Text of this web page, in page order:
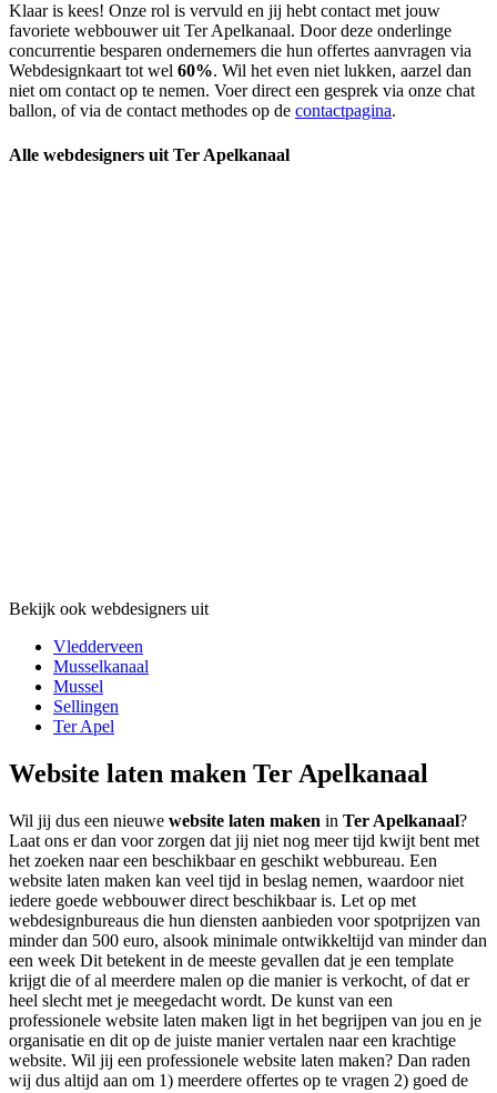
Klaar is kees! Onze rol is vervuld en jij hebt contact met jouw
favoriete webbouwer uit Ter Apelkanaal. Door deze onderlinge
concurrentie besparen ondernemers die hun offertes aanvragen via
Webdesignkaart tot wel 60%. Wil het even niet lukken, aarzel dan
niet om contact op te nemen. Voer direct een gesprek via onze chat
ballon, of via de contact methodes op de contactpagina.
Alle webdesigners uit Ter Apelkanaal
Bekijk ook webdesigners uit
Vledderveen
Musselkanaal
Mussel
Sellingen
Ter Apel
Website laten maken Ter Apelkanaal
Wil jij dus een nieuwe website laten maken in Ter Apelkanaal?
Laat ons er dan voor zorgen dat jij niet nog meer tijd kwijt bent met
het zoeken naar een beschikbaar en geschikt webbureau. Een
website laten maken kan veel tijd in beslag nemen, waardoor niet
iedere goede webbouwer direct beschikbaar is. Let op met
webdesignbureaus die hun diensten aanbieden voor spotprijzen van
minder dan 500 euro, alsook minimale ontwikkeltijd van minder dan
een week Dit betekent in de meeste gevallen dat je een template
krijgt die of al meerdere malen op die manier is verkocht, of dat er
heel slecht met je meegedacht wordt. De kunst van een
professionele website laten maken ligt in het begrijpen van jou en je
organisatie en dit op de juiste manier vertalen naar een krachtige
website. Wil jij een professionele website laten maken? Dan raden
wij dus altijd aan om 1) meerdere offertes op te vragen 2) goed de